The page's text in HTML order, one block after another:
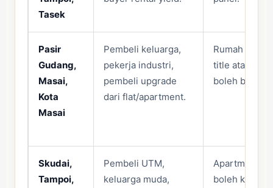
Tasek
Pasir
Gudang,
Masai,
Kota
Masai
Pembeli keluarga,
pekerja industri,
pembeli upgrade
dari flat/apartment.
Rumah teres
title atau
boleh buat
Skudai,
Tampoi,
Pembeli UTM,
keluarga muda,
Apartment
boleh kalah